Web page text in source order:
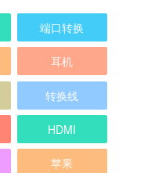
端口转换
耳机
转换线
HDMI
苹果